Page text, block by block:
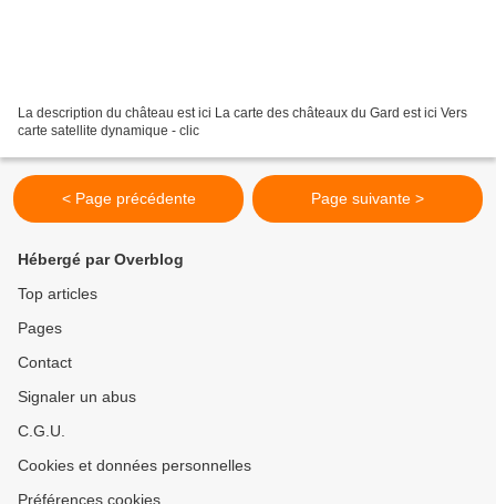
La description du château est ici La carte des châteaux du Gard est ici Vers
carte satellite dynamique - clic
< Page précédente Page suivante >
Hébergé par Overblog
Top articles
Pages
Contact
Signaler un abus
C.G.U.
Cookies et données personnelles
Préférences cookies